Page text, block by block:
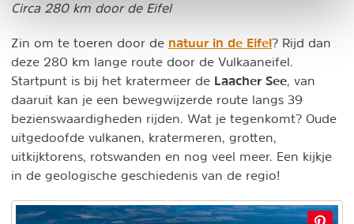
Circa 280 km door de Eifel
Zin om te toeren door de natuur in de Eifel? Rijd dan
deze 280 km lange route door de Vulkaaneifel.
Startpunt is bij het kratermeer de Laacher See , van
daaruit kan je een bewegwijzerde route langs 39
bezienswaardigheden rijden. Wat je tegenkomt? Oude
uitgedoofde vulkanen, kratermeren, grotten,
uitkijktorens, rotswanden en nog veel meer. Een kijkje
in de geologische geschiedenis van de regio!